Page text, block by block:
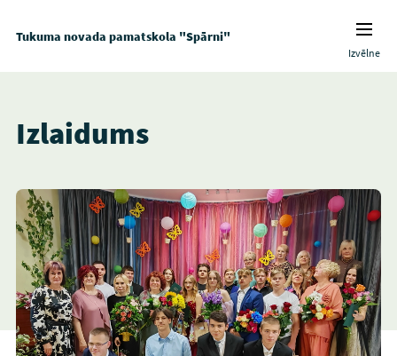
Tukuma novada pamatskola "Spārni"
Izvēlne
Izlaidums